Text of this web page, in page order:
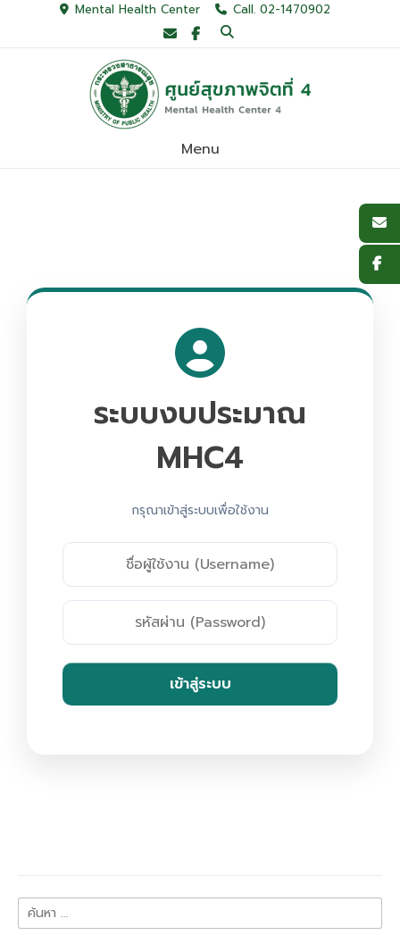
Mental Health Center Call. 02-1470902
Menu
ระบบงบประมาณ
MHC4
กรุณาเข้าสู่ระบบเพื่อใช้งาน
เข้าสู่ระบบ